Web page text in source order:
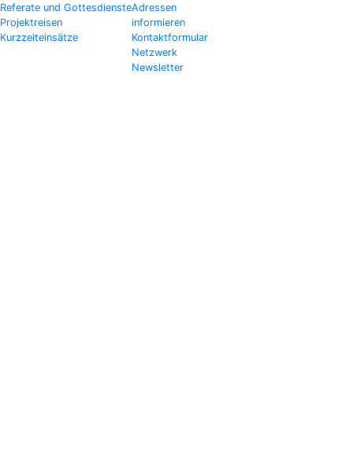
Referate und Gottesdienste
Projektreisen
Kurzzeiteinsätze
Adressen
informieren
Kontaktformular
Netzwerk
Newsletter